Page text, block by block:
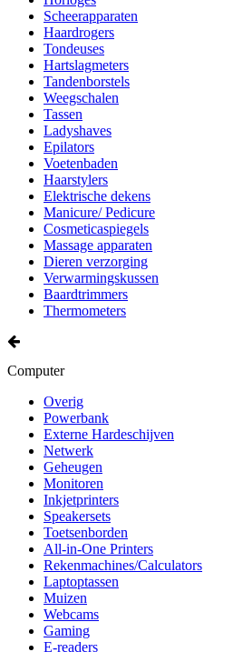
Scheerapparaten
Haardrogers
Tondeuses
Hartslagmeters
Tandenborstels
Weegschalen
Tassen
Ladyshaves
Epilators
Voetenbaden
Haarstylers
Elektrische dekens
Manicure/ Pedicure
Cosmeticaspiegels
Massage apparaten
Dieren verzorging
Verwarmingskussen
Baardtrimmers
Thermometers
Computer
Overig
Powerbank
Externe Hardeschijven
Netwerk
Geheugen
Monitoren
Inkjetprinters
Speakersets
Toetsenborden
All-in-One Printers
Rekenmachines/Calculators
Laptoptassen
Muizen
Webcams
Gaming
E-readers